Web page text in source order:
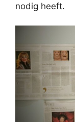
nodig heeft.